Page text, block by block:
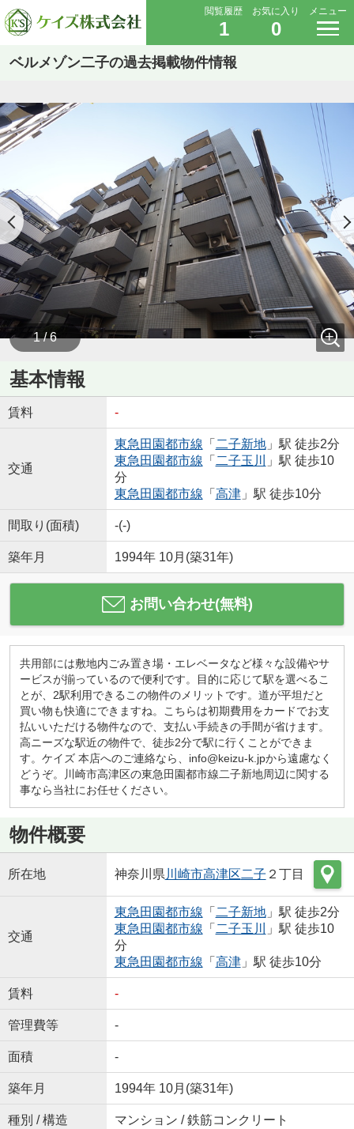
閲覧履歴
1
お気に入り
0
メニュー
ベルメゾン二子の過去掲載物件情報
1 / 6
基本情報
賃料 -
交通
東急田園都市線 「 二子新地」駅 徒歩2分
東急田園都市線 「 二子玉川
」駅 徒歩10
分
東急田園都市線 「 高津」駅 徒歩10分
間取り(面積) -(-)
築年月 1994年 10月(築31年)
お問い合わせ(無料)
共用部には敷地内ごみ置き場・エレベータなど様々な設備やサ
ービスが揃っているので便利です。目的に応じて駅を選べるこ
とが、2駅利用できるこの物件のメリットです。道が平坦だと
買い物も快適にできますね。こちらは初期費用をカードでお支
払いいただける物件なので、支払い手続きの手間が省けます。
高ニーズな駅近の物件で、徒歩2分で駅に行くことができま
す。ケイズ 本店へのご連絡なら、info@keizu-k.jpから遠慮なく
どうぞ。川崎市高津区の東急田園都市線二子新地周辺に関する
事なら当社にお任せください。
物件概要
所在地 神奈川県 川崎市高津区二子 ２丁目
交通
東急田園都市線 「 二子新地」駅 徒歩2分
東急田園都市線 「 二子玉川
」駅 徒歩10
分
東急田園都市線 「 高津」駅 徒歩10分
賃料 -
管理費等 -
面積 -
築年月 1994年 10月(築31年)
種別 / 構造 マンション / 鉄筋コンクリート